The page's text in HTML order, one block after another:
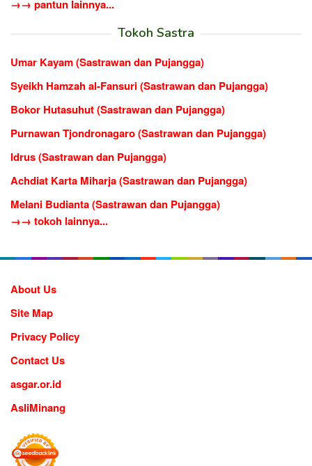
→→ pantun lainnya...
Tokoh Sastra
Umar Kayam (Sastrawan dan Pujangga)
Syeikh Hamzah al-Fansuri (Sastrawan dan Pujangga)
Bokor Hutasuhut (Sastrawan dan Pujangga)
Purnawan Tjondronagaro (Sastrawan dan Pujangga)
Idrus (Sastrawan dan Pujangga)
Achdiat Karta Miharja (Sastrawan dan Pujangga)
Melani Budianta (Sastrawan dan Pujangga)
→→ tokoh lainnya...
About Us
Site Map
Privacy Policy
Contact Us
asgar.or.id
AsliMinang